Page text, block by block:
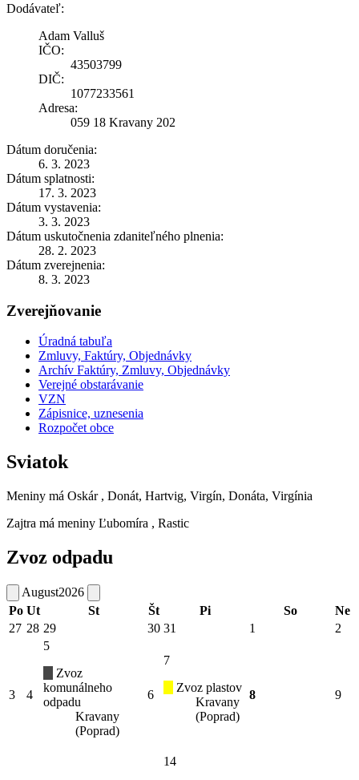
Dodávateľ:
Adam Valluš
IČO:
43503799
DIČ:
1077233561
Adresa:
059 18 Kravany 202
Dátum doručenia:
6. 3. 2023
Dátum splatnosti:
17. 3. 2023
Dátum vystavenia:
3. 3. 2023
Dátum uskutočnenia zdaniteľného plnenia:
28. 2. 2023
Dátum zverejnenia:
8. 3. 2023
Zverejňovanie
Úradná tabuľa
Zmluvy, Faktúry, Objednávky
Archív Faktúry, Zmluvy, Objednávky
Verejné obstarávanie
VZN
Zápisnice, uznesenia
Rozpočet obce
Sviatok
Meniny má Oskár , Donát, Hartvig, Virgín, Donáta, Virgínia
Zajtra má meniny Ľubomíra , Rastic
Zvoz odpadu
August2026
Po Ut St Št Pi So
Ne
27 28 29 30 31 1 2
3 4
5
Zvoz
komunálneho
odpadu
Kravany
(Poprad)
6
7
Zvoz plastov
Kravany
(Poprad)
8 9
14